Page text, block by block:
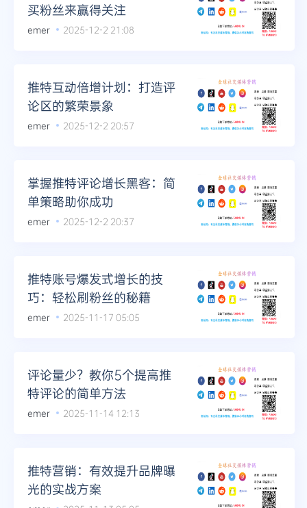
买粉丝来赢得关注
emer 2025-12-2 21:08
推特互动倍增计划：打造评
论区的繁荣景象
emer 2025-12-2 20:57
掌握推特评论增长黑客：简
单策略助你成功
emer 2025-12-2 20:37
推特账号爆发式增长的技
巧：轻松刷粉丝的秘籍
emer 2025-11-17 05:05
评论量少？教你5个提高推
特评论的简单方法
emer 2025-11-14 12:13
推特营销：有效提升品牌曝
光的实战方案